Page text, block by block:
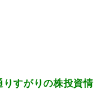
すがりの株投資情